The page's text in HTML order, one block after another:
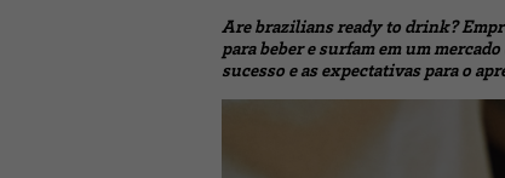
Are brazilians ready to drink?
para beber e surfam em um
sucesso e as expectativas para o